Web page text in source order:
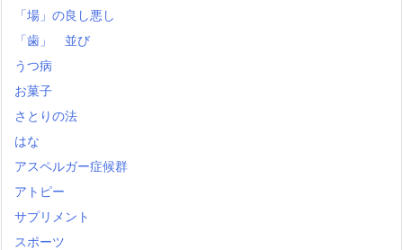
「場」の良し悪し
「歯」 並び
うつ病
お菓子
さとりの法
はな
アスペルガー症候群
アトピー
サプリメント
スポーツ